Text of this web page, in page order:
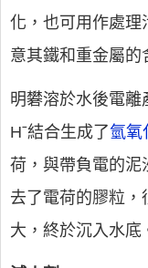
化，也可用作處理
意其鐵和重金屬的
明礬溶於水後電離
Hˉ結合生成了氫氧
荷，與帶負電的泥
去了電荷的膠粒
大，終於沉入水底